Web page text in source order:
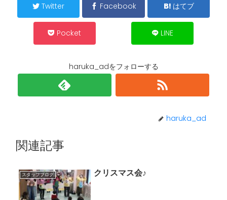
Twitter
Facebook はてブ
Pocket LINE
haruka_adをフォローする
haruka_ad
関連記事
スタッフブログ クリスマス会♪